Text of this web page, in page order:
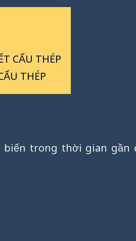
CẤU THÉP
THÉP
trong thời gian gần